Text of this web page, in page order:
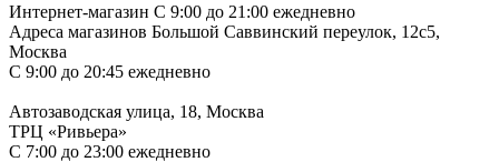
Интернет-магазин С 9:00 до 21:00 ежедневно
Адреса магазинов Большой Саввинский переулок, 12с5,
Москва
С 9:00 до 20:45 ежедневно
Автозаводская улица, 18, Москва
ТРЦ «Ривьера»
С 7:00 до 23:00 ежедневно